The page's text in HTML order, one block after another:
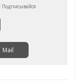
Подписывайся
Mail